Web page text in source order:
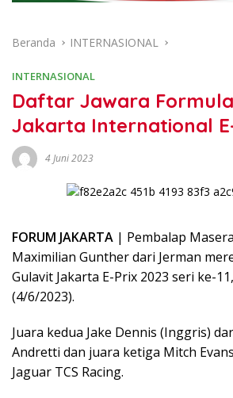
Beranda INTERNASIONAL
INTERNASIONAL
Daftar Jawara Formula
Jakarta International
4 Juni 2023
FORUM JAKARTA | Pembalap
Maximilian Gunther dari Jerman
Gulavit Jakarta E-Prix 2023 seri ke-
(4/6/2023).
Juara kedua Jake Dennis (Inggris)
Andretti dan juara ketiga Mitch
Jaguar TCS Racing.